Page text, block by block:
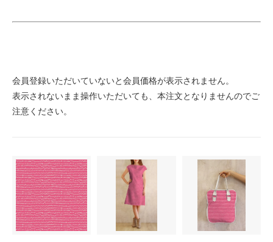
会員登録いただいていないと会員価格が表示されません。
表示されないまま操作いただいても、本注文となりませんのでご
注意ください。